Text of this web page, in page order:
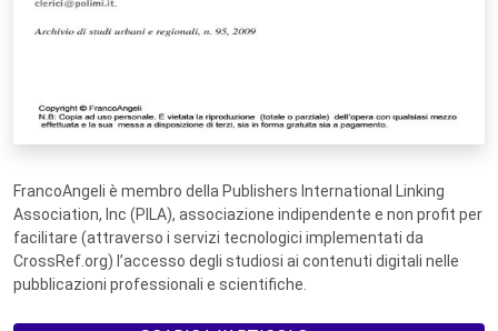
FrancoAngeli è membro della Publishers International Linking
Association, Inc (PILA), associazione indipendente e non profit per
facilitare (attraverso i servizi tecnologici implementati da
CrossRef.org) l’accesso degli studiosi ai contenuti digitali nelle
pubblicazioni professionali e scientifiche.